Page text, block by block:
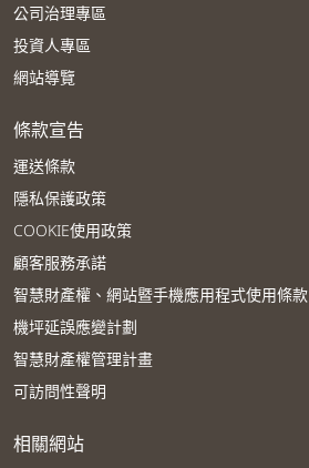
公司治理專區
投資人專區
網站導覽
條款宣告
運送條款
隱私保護政策
COOKIE使用政策
顧客服務承諾
智慧財產權、網站暨手機應用程式使用條款
機坪延誤應變計劃
智慧財產權管理計畫
可訪問性聲明
相關網站